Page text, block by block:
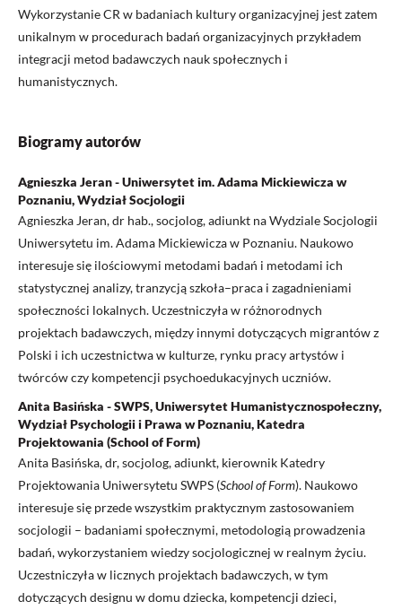
Wykorzystanie CR w badaniach kultury organizacyjnej jest zatem
unikalnym w procedurach badań organizacyjnych przykładem
integracji metod badawczych nauk społecznych i
humanistycznych.
Biogramy autorów
Agnieszka Jeran - Uniwersytet im. Adama Mickiewicza w
Poznaniu, Wydział Socjologii
Agnieszka Jeran, dr hab., socjolog, adiunkt na Wydziale Socjologii
Uniwersytetu im. Adama Mickiewicza w Poznaniu. Naukowo
interesuje się ilościowymi metodami badań i metodami ich
statystycznej analizy, tranzycją szkoła–praca i zagadnieniami
społeczności lokalnych. Uczestniczyła w różnorodnych
projektach badawczych, między innymi dotyczących migrantów z
Polski i ich uczestnictwa w kulturze, rynku pracy artystów i
twórców czy kompetencji psychoedukacyjnych uczniów.
Anita Basińska - SWPS, Uniwersytet Humanistycznospołeczny,
Wydział Psychologii i Prawa w Poznaniu, Katedra
Projektowania (School of Form)
Anita Basińska, dr, socjolog, adiunkt, kierownik Katedry
Projektowania Uniwersytetu SWPS (School of Form). Naukowo
interesuje się przede wszystkim praktycznym zastosowaniem
socjologii – badaniami społecznymi, metodologią prowadzenia
badań, wykorzystaniem wiedzy socjologicznej w realnym życiu.
Uczestniczyła w licznych projektach badawczych, w tym
dotyczących designu w domu dziecka, kompetencji dzieci,